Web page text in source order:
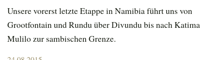
Unsere vorerst letzte Etappe in Namibia führt uns von
Grootfontain und Rundu über Divundu bis nach Katima
Mulilo zur sambischen Grenze.
Posted